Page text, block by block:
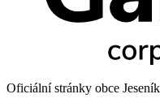
Oficiální stránky obce